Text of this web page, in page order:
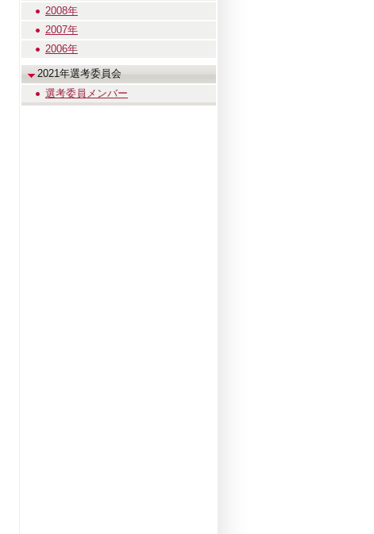
2008年
2007年
2006年
2021年選考委員会
選考委員メンバー